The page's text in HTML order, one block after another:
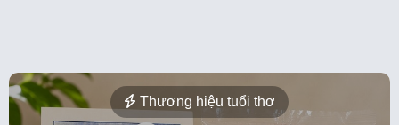
Thương hiệu tuổi thơ